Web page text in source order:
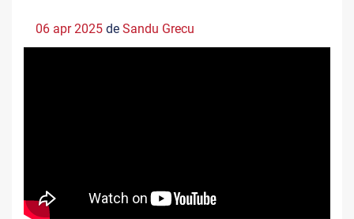
06 apr 2025 de Sandu Grecu